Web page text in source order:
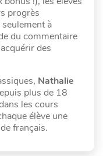
progrès
à
du commentaire
des
Nathalie
plus de 18
les cours
élève une
français.